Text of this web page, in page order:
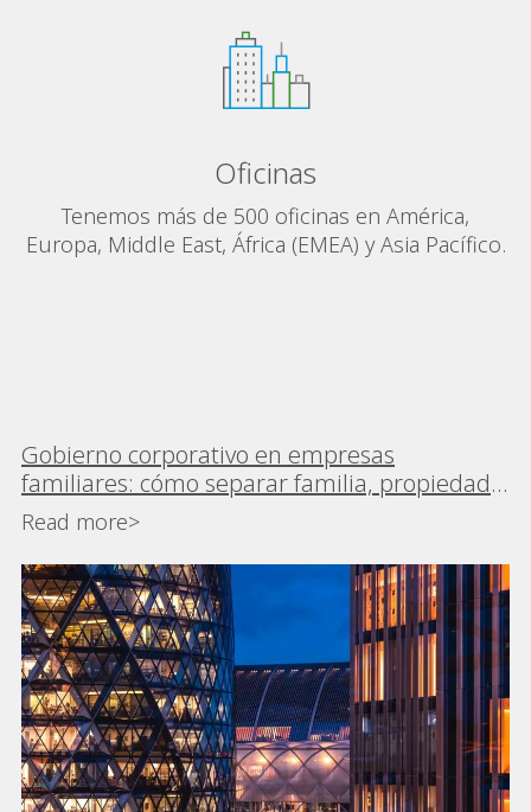
Oficinas
Tenemos más de 500 oficinas en América,
Europa, Middle East, África (EMEA) y Asia Pacífico.
Gobierno corporativo en empresas
familiares: cómo separar familia, propiedad y
empresa
Read more>